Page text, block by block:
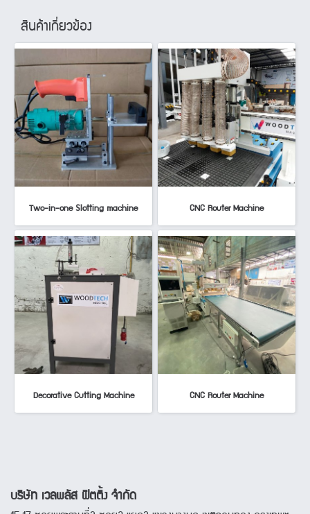
สินค้าเกี่ยวข้อง
Two-in-one Slotting machine CNC Router Machine
Decorative Cutting Machine CNC Router Machine
บริษัท เวลพลัส ฟิตติ้ง จำกัด